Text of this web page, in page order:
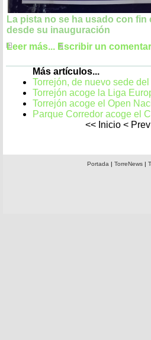
La pista no se ha usado con fin
desde su inauguración
Leer más... Escribir un
Más artículos...
Torrejón, de nuevo sede
Torrejón acoge la Liga
Torrejón acoge el Open
Parque Corredor acoge el
<< Inicio < Prev
Portada | TorreNews|